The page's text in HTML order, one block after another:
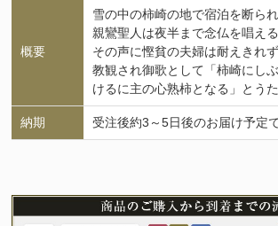
概要
雪の中の柿崎の地で宿泊を断ら
親鸞聖人は夜半まで念仏を唱え
その声に慳貧の夫婦は耐えきれ
教観され御歌として「柿崎にし
けるに主の心熟柿となる」とう
納期 受注後約3～5日後のお届け予定